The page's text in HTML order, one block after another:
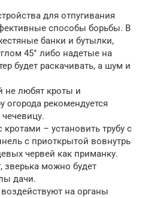
для отпугивания
способы борьбы. В
банки и бутылки,
45° либо надетые на
будет раскачивать, а шум и
не любят кроты и
огорода рекомендуется
– установить трубу с
с приоткрытой вовнутрь
червей как приманку.
зверька можно будет
дачи.
на органы